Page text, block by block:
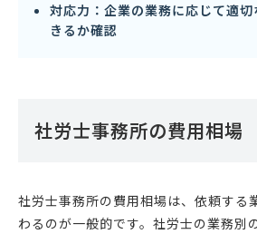
対応力：企業の業務に応じて適
きるか確認
社労士事務所の費用相場
社労士事務所の費用相場は、依頼する
わるのが一般的です。社労士の業務別